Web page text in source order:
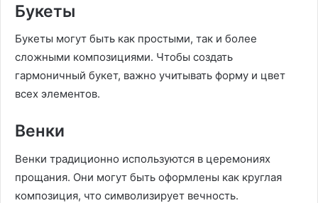
Букеты
Букеты могут быть как простыми, так и более
сложными композициями. Чтобы создать
гармоничный букет, важно учитывать форму и цвет
всех элементов.
Венки
Венки традиционно используются в церемониях
прощания. Они могут быть оформлены как круглая
композиция, что символизирует вечность.